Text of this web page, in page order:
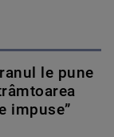
le pune
impuse”